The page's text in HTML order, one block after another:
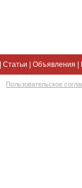
Статьи Объявления
Пользовательское